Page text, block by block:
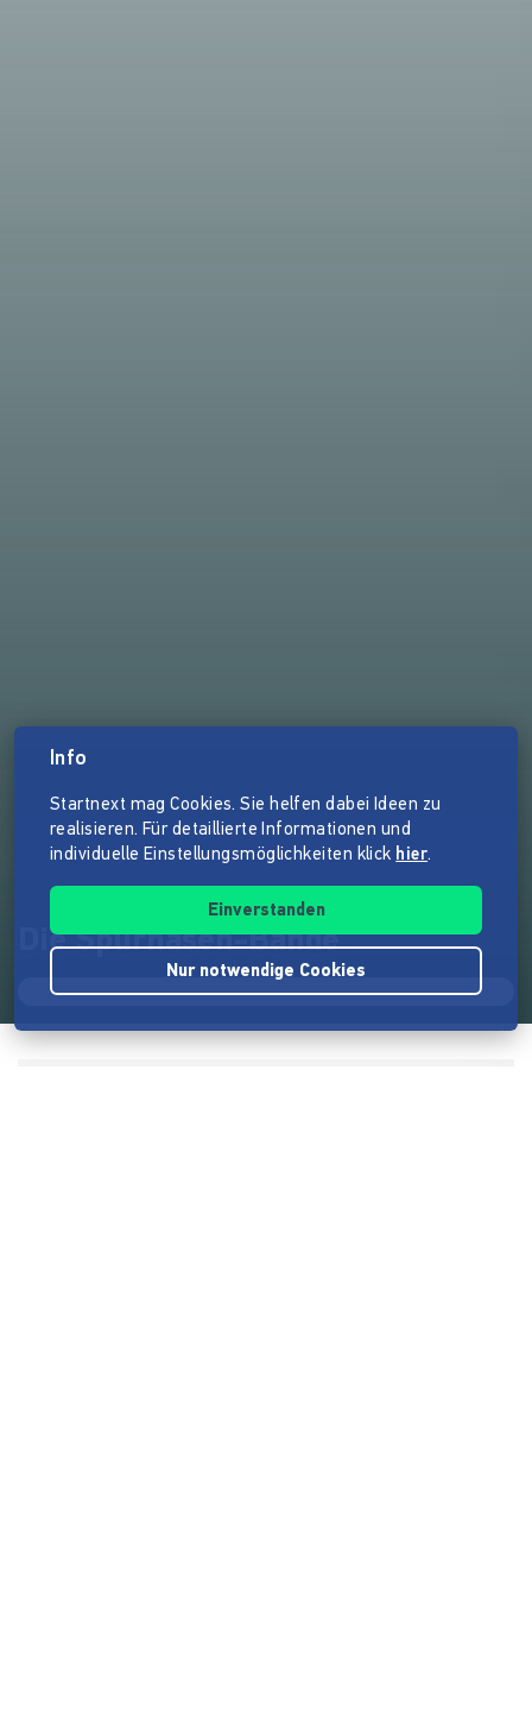
Die Spürhasen-Bande
Info
Startnext mag Cookies. Sie helfen dabei Ideen zu
realisieren. Für detaillierte Informationen und
individuelle Einstellungsmöglichkeiten klick hier.
Einverstanden
Nur notwendige Cookies